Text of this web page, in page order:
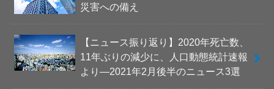
災害への備え
【ニュース振り返り】2020年死亡数、
11年ぶりの減少に、人口動態統計速報
より―2021年2月後半のニュース3選